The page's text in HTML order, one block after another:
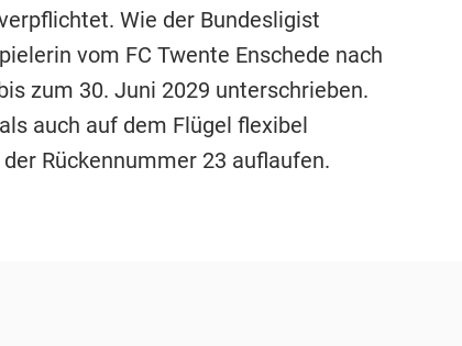
Wie der Bundesligist
vom FC Twente Enschede nach
zum 30. Juni 2029 unterschrieben.
auch auf dem Flügel flexibel
Rückennummer 23 auflaufen.